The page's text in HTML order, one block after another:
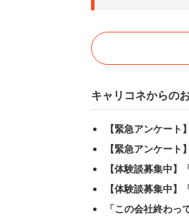
キャリコネからの
【緊急アンケー
【緊急アンケート
【体験談募集中
【体験談募集中
「この会社終わ